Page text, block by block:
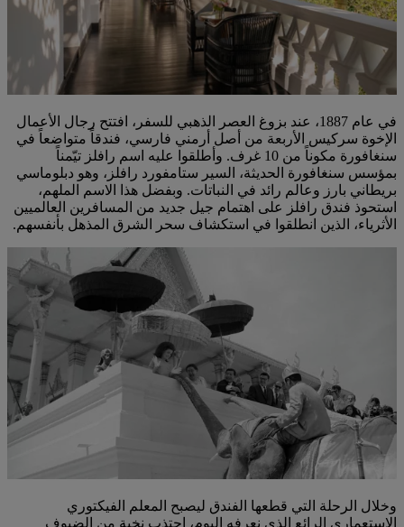
في عام 1887، عند بزوغ العصر الذهبي للسفر، افتتح رجال الأعمال
الإخوة سركيس الأربعة من أصل أرمني فارسي، فندقاً متواضعاً في
سنغافورة مكوناً من 10 غرف. وأطلقوا عليه اسم رافلز تيّمناً
بمؤسس سنغافورة الحديثة، السير ستامفورد رافلز، وهو دبلوماسي
بريطاني بارز وعالم رائد في النباتات. وبفضل هذا الاسم الملهم،
استحوذ فندق رافلز على اهتمام جيل جديد من المسافرين العالميين
الأثرياء، الذين انطلقوا في استكشاف سحر الشرق المذهل بأنفسهم.
وخلال الرحلة التي قطعها الفندق ليصبح المعلم الفيكتوري
الاستعماري الرائع الذي نعرفه اليوم، اجتذب نخبة من الضيوف